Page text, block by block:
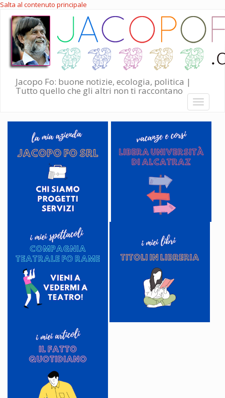
Salta al contenuto principale
Jacopo Fo: buone notizie, ecologia, politica |
Tutto quello che gli altri non ti raccontano
Toggle